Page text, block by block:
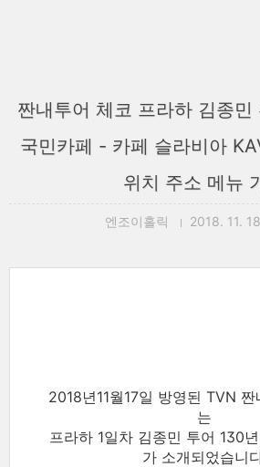
짠내투어 체코 프라하 김종
국민카페 - 카페 슬라비아
위치 주소 메뉴
엔조이홀릭 2018. 11.
2018년11월17일 방영된 TVN
는
프라하 1일차 김종민 투어 130
가 소개되었습니